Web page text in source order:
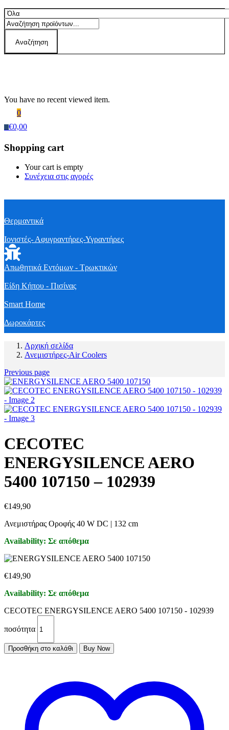
Αναζήτηση
You have no recent viewed item.
0
€0,00
Shopping cart
Your cart is empty
Συνέχεια στις αγορές
Θερμαντικά
Ιονιστές- Αφυγραντήρες-Υγραντήρες
Απωθητικά Εντόμων - Τρωκτικών
Είδη Κήπου - Πισίνας
Smart Home
Δωροκάρτες
Αρχική σελίδα
Ανεμιστήρες-Air Coolers
Previous page
CECOTEC
ENERGYSILENCE AERO
5400 107150 – 102939
€149,90
Ανεμιστήρας Οροφής 40 W DC | 132 cm
Availability: Σε απόθεμα
€149,90
Availability: Σε απόθεμα
CECOTEC ENERGYSILENCE AERO 5400 107150 - 102939
ποσότητα
Προσθήκη στο καλάθι Buy Now